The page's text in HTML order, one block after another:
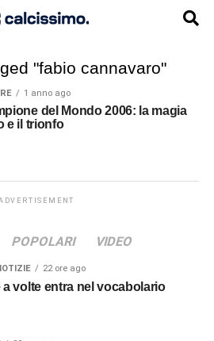
"fabio cannavaro"
1 anno ago
del Mondo 2006: la magia
e il trionfo
POPOLARI VIDEO
22 ore ago
a volte entra nel vocabolario